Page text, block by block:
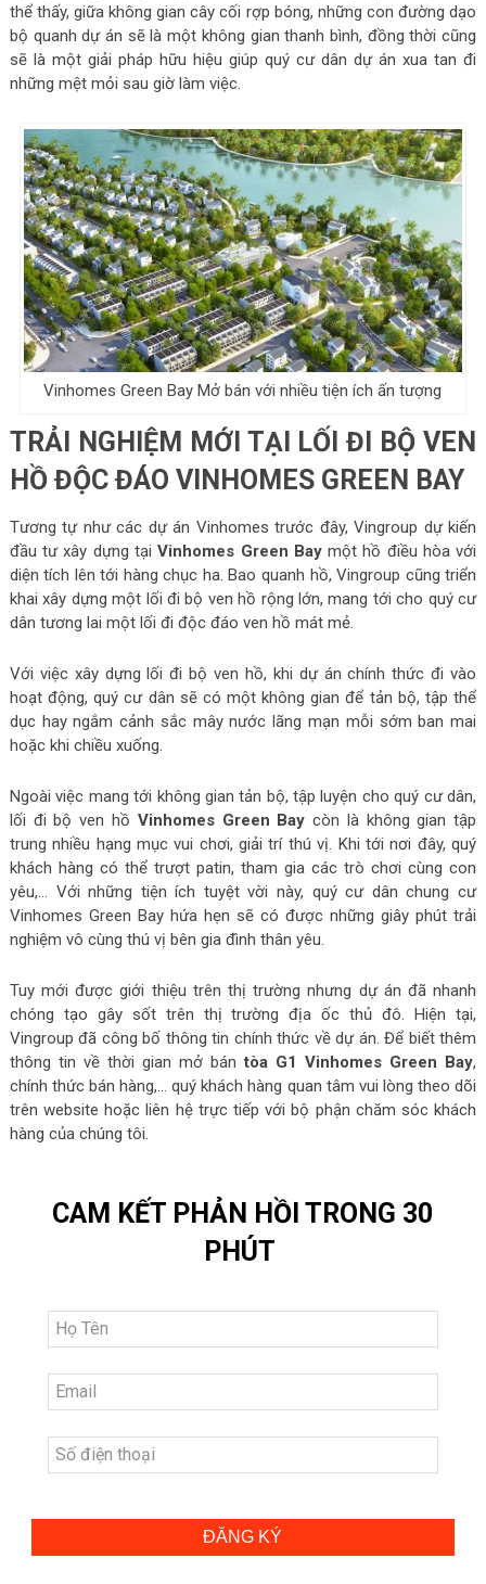
thể thấy, giữa không gian cây cối rợp bóng, những con đường dạo
bộ quanh dự án sẽ là một không gian thanh bình, đồng thời cũng
sẽ là một giải pháp hữu hiệu giúp quý cư dân dự án xua tan đi
những mệt mỏi sau giờ làm việc.
Vinhomes Green Bay Mở bán với nhiều tiện ích ấn tượng
TRẢI NGHIỆM MỚI TẠI LỐI ĐI BỘ VEN
HỒ ĐỘC ĐÁO VINHOMES GREEN BAY
Tương tự như các dự án Vinhomes trước đây, Vingroup dự kiến
đầu tư xây dựng tạiVinhomes Green Baymột hồ điều hòa với
diện tích lên tới hàng chục ha. Bao quanh hồ, Vingroup cũng triển
khai xây dựng một lối đi bộ ven hồ rộng lớn, mang tới cho quý cư
dân tương lai một lối đi độc đáo ven hồ mát mẻ.
Với việc xây dựng lối đi bộ ven hồ, khi dự án chính thức đi vào
hoạt động, quý cư dân sẽ có một không gian để tản bộ, tập thể
dục hay ngắm cảnh sắc mây nước lãng mạn mỗi sớm ban mai
hoặc khi chiều xuống.
Ngoài việc mang tới không gian tản bộ, tập luyện cho quý cư dân,
lối đi bộ ven hồ Vinhomes Green Bay còn là không gian tập
trung nhiều hạng mục vui chơi, giải trí thú vị. Khi tới nơi đây, quý
khách hàng có thể trượt patin, tham gia các trò chơi cùng con
yêu,… Với những tiện ích tuyệt vời này, quý cư dân chung cư
Vinhomes Green Bay hứa hẹn sẽ có được những giây phút trải
nghiệm vô cùng thú vị bên gia đình thân yêu.
Tuy mới được giới thiệu trên thị trường nhưng dự án đã nhanh
chóng tạo gây sốt trên thị trường địa ốc thủ đô. Hiện tại,
Vingroup đã công bố thông tin chính thức về dự án. Để biết thêm
thông tin về thời gian mở bántòa G1 Vinhomes Green Bay,
chính thức bán hàng,… quý khách hàng quan tâm vui lòng theo dõi
trên website hoặc liên hệ trực tiếp với bộ phận chăm sóc khách
hàng của chúng tôi.
CAM KẾT PHẢN HỒI TRONG 30
PHÚT
ĐĂNG KÝ